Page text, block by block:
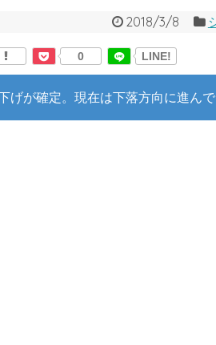
2018/3/8
0 LINE!
げが確定。現在は下落方向に進んで